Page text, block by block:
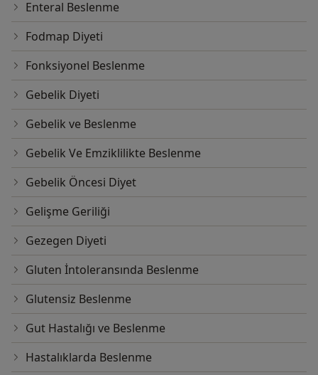
Enteral Beslenme
Fodmap Diyeti
Fonksiyonel Beslenme
Gebelik Diyeti
Gebelik ve Beslenme
Gebelik Ve Emziklilikte Beslenme
Gebelik Öncesi Diyet
Gelişme Geriliği
Gezegen Diyeti
Gluten İntoleransında Beslenme
Glutensiz Beslenme
Gut Hastalığı ve Beslenme
Hastalıklarda Beslenme